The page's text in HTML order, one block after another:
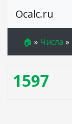
Ocalc.ru
🏠 » Числа »
1597